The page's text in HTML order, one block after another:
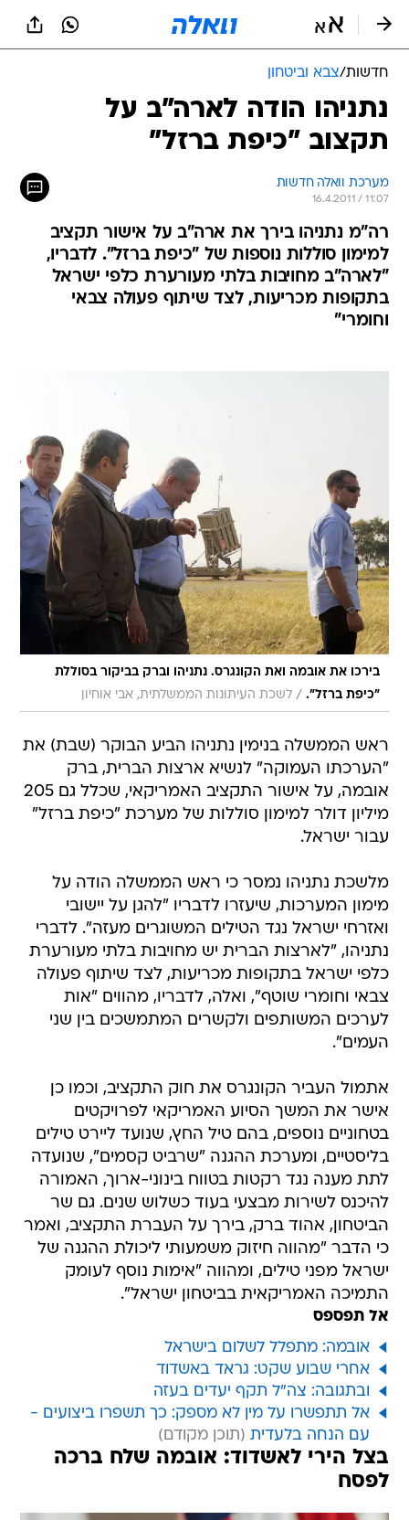
חדשות/צבא וביטחון
נתניהו הודה לארה"ב על
תקצוב "כיפת ברזל"
מערכת וואלה חדשות
16.4.2011 / 11:07
רה"מ נתניהו בירך את ארה"ב על אישור תקציב
למימון סוללות נוספות של "כיפת ברזל". לדבריו,
"לארה"ב מחויבות בלתי מעורערת כלפי ישראל
בתקופות מכריעות, לצד שיתוף פעולה צבאי
וחומרי"
בירכו את אובמה ואת הקונגרס. נתניהו וברק בביקור בסוללת
"כיפת ברזל". / לשכת העיתונות הממשלתית, אבי אוחיון
ראש הממשלה בנימין נתניהו הביע הבוקר (שבת) את
"הערכתו העמוקה" לנשיא ארצות הברית, ברק
אובמה, על אישור התקציב האמריקאי, שכלל גם 205
מיליון דולר למימון סוללות של מערכת "כיפת ברזל"
עבור ישראל.
מלשכת נתניהו נמסר כי ראש הממשלה הודה על
מימון המערכות, שיעזרו לדבריו "להגן על יישובי
ואזרחי ישראל נגד הטילים המשוגרים מעזה". לדברי
נתניהו, "לארצות הברית יש מחויבות בלתי מעורערת
כלפי ישראל בתקופות מכריעות, לצד שיתוף פעולה
צבאי וחומרי שוטף", ואלה, לדבריו, מהווים "אות
לערכים המשותפים ולקשרים המתמשכים בין שני
העמים".
אתמול העביר הקונגרס את חוק התקציב, וכמו כן
אישר את המשך הסיוע האמריקאי לפרויקטים
בטחוניים נוספים, בהם טיל החץ, שנועד ליירט טילים
בליסטיים, ומערכת ההגנה "שרביט קסמים", שנועדה
לתת מענה נגד רקטות בטווח בינוני-ארוך, האמורה
להיכנס לשירות מבצעי בעוד כשלוש שנים. גם שר
הביטחון, אהוד ברק, בירך על העברת התקציב, ואמר
כי הדבר "מהווה חיזוק משמעותי ליכולת ההגנה של
ישראל מפני טילים, ומהווה "אימות נוסף לעומק
התמיכה האמריקאית בביטחון ישראל".
אל תפספס
אובמה: מתפלל לשלום בישראל
אחרי שבוע שקט: גראד באשדוד
ובתגובה: צה"ל תקף יעדים בעזה
אל תתפשרו על מין לא מספק: כך תשפרו ביצועים -
עם הנחה בלעדית
בצל הירי לאשדוד: אובמה שלח ברכה
לפסח